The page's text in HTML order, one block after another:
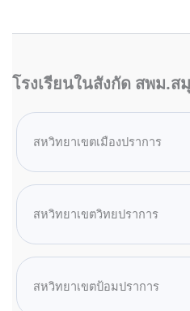
โรงเรียนในสังกัด สพม.ส
สหวิทยาเขตเมืองปราการ
สหวิทยาเขตวิทยปราการ
สหวิทยาเขตป้อมปราการ